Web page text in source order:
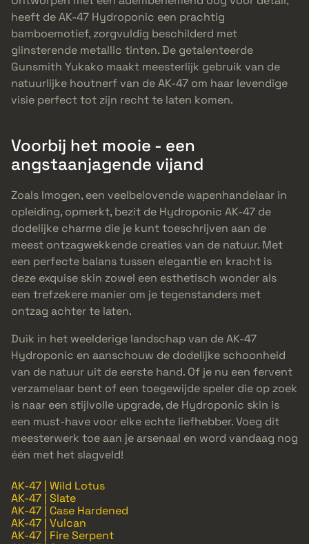
heeft de AK-47 Hydroponic een prachtig
bamboemotief, zorgvuldig beschilderd met
glinsterende metallic tinten. De getalenteerde
Gunsmith Yukako maakt meesterlijk gebruik van de
natuurlijke houtnerf van de AK-47 om haar levendige
visie perfect tot zijn recht te laten komen.
Voorbij het mooie - een
angstaanjagende vijand
Zoals Imogen, een veelbelovende wapenhandelaar in
opleiding, opmerkt, bezit de Hydroponic AK-47 de
dodelijke charme die je kunt toeschrijven aan de
meest ontzagwekkende creaties van de natuur. Met
een perfecte balans tussen elegantie en kracht is
deze exquise skin zowel een esthetisch wonder als
een trefzekere manier om je tegenstanders met
ontzag achter te laten.
Duik in het weelderige landschap van de AK-47
Hydroponic en aanschouw de dodelijke schoonheid
van de natuur uit de eerste hand. Of je nu een fervent
verzamelaar bent of een toegewijde speler die op zoek
is naar een stijlvolle upgrade, de Hydroponic skin is
een must-have voor elke echte liefhebber. Voeg dit
meesterwerk toe aan je arsenaal en word vandaag nog
één met het slagveld!
AK-47 | Wild Lotus
AK-47 | Slate
AK-47 | Case Hardened
AK-47 | Vulcan
AK-47 | Fire Serpent